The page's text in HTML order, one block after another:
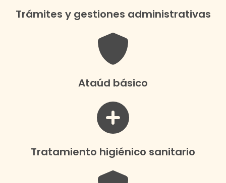
Trámites y gestiones administrativas
Ataúd básico
Tratamiento higiénico sanitario